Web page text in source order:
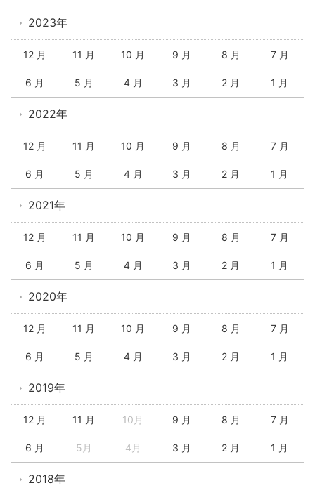
2023年
12 月 11 月 10 月 9 月 8 月 7 月
6 月 5 月 4 月 3 月 2 月 1 月
2022年
12 月 11 月 10 月 9 月 8 月 7 月
6 月 5 月 4 月 3 月 2 月 1 月
2021年
12 月 11 月 10 月 9 月 8 月 7 月
6 月 5 月 4 月 3 月 2 月 1 月
2020年
12 月 11 月 10 月 9 月 8 月 7 月
6 月 5 月 4 月 3 月 2 月 1 月
2019年
12 月 11 月 10月 9 月 8 月 7 月
6 月 5月 4月 3 月 2 月 1 月
2018年